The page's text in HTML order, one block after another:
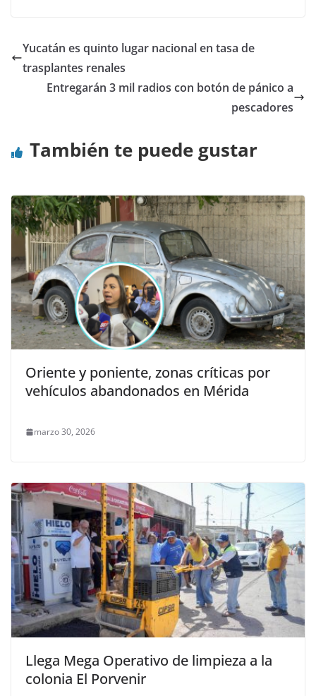
Yucatán es quinto lugar nacional en tasa de
trasplantes renales
Entregarán 3 mil radios con botón de pánico a
pescadores
También te puede gustar
Oriente y poniente, zonas críticas por
vehículos abandonados en Mérida
marzo 30, 2026
Llega Mega Operativo de limpieza a la
colonia El Porvenir